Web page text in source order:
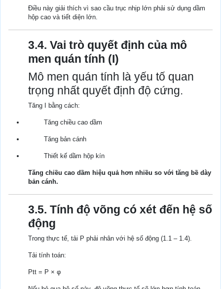
Điều này giải thích vì sao cầu trục nhịp lớn phải sử dụng dầm
hộp cao và tiết diện lớn.
3.4. Vai trò quyết định của mô
men quán tính (I)
Mô men quán tính là yếu tố quan
trọng nhất quyết định độ cứng.
Tăng I bằng cách:
Tăng chiều cao dầm
Tăng bản cánh
Thiết kế dầm hộp kín
Tăng chiều cao dầm hiệu quả hơn nhiều so với tăng bề dày
bản cánh.
3.5. Tính độ võng có xét đến hệ số
động
Trong thực tế, tải P phải nhân với hệ số động (1.1 – 1.4).
Tải tính toán:
Ptt = P × φ